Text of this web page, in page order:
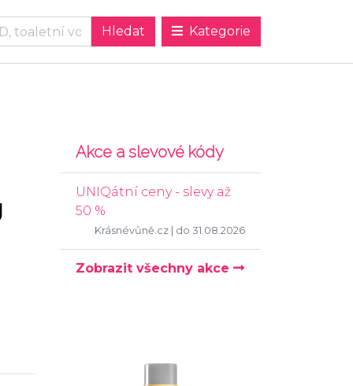
Kategorie
Akce a slevové kódy
UNIQátní ceny - slevy až
50 %
Krásnévůně.cz | do 31.08.2026
Zobrazit všechny akce